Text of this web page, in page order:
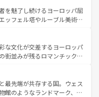
れた雰囲気や、バルセロナの
方では古代ローマ遺跡や中世
候が異なるスペインはその個
性で訪れる人を魅了する。 なお、新着のスペイン情報は コ
い。
を魅了し続けるヨーロッパ屈
ッフェル塔やルーブル美術館
る。華麗な宮殿、歴史的な大
豊かな自然が、訪れる者を心
スは美食の国としても知ら
あるランス、プロヴァンスの
多彩な楽しみ方が可能だ。さ
力が溢れており、どの街角に
な文化が交差するヨーロッパ
街並みが残るロマンチック街
いても飽きることがない。ベ
ルン州のアルプスの絶景、そ
といった風景は必見。ビール
最先端が共存する国。ウェス
館のようなランドマーク、歴